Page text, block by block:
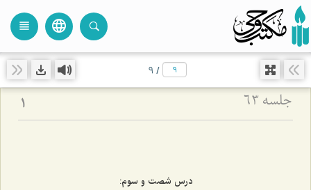
language
view_headline
/
9
جلسه ۶۳ 1
درس شصت و سوم: